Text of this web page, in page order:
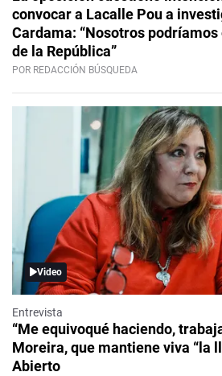
convocar a Lacalle Pou a
Cardama: “Nosotros
de la República”
POR REDACCIÓN BÚSQUEDA
Video
Entrevista
“Me equivoqué haciendo,
Moreira, que mantiene viva “la
Abierto